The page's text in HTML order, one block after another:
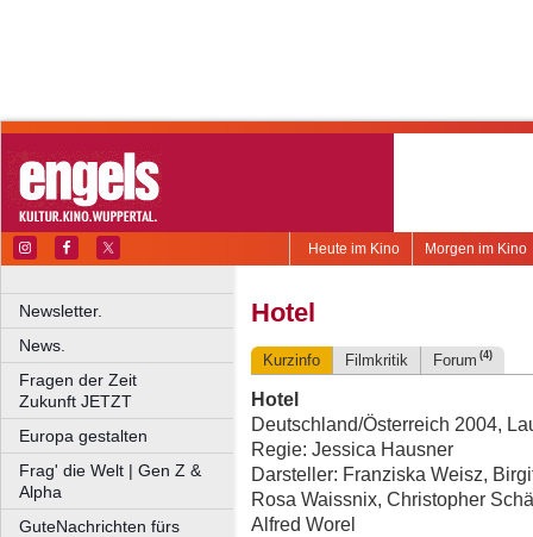
Morgen im Kino
Heute im Kino
Newsletter.
News.
Fragen der Zeit
Zukunft JETZT
Europa gestalten
Frag' die Welt | Gen Z &
Alpha
GuteNachrichten fürs
Hotel
Kurzinfo Filmkritik Forum (4)
Hotel
Deutschland/Österreich 2004,
Regie: Jessica Hausner
Darsteller: Franziska Weisz,
Rosa Waissnix, Christopher
Alfred Worel